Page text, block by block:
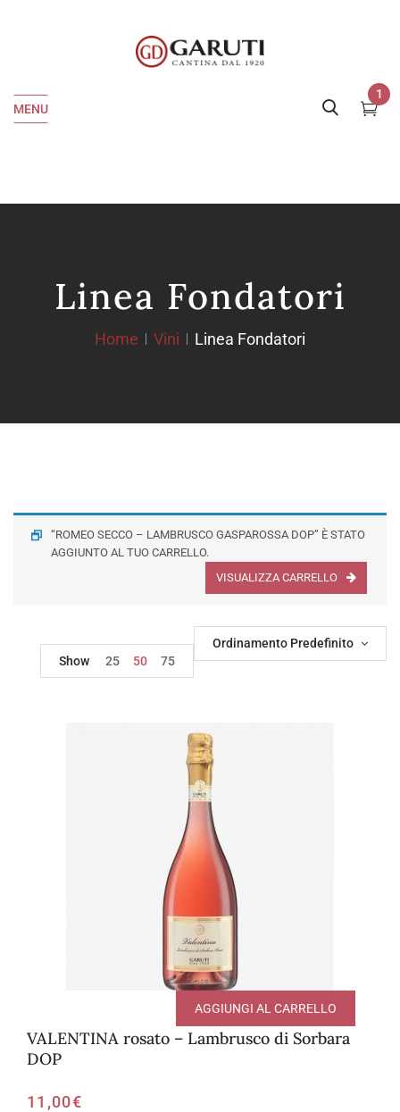
MENU
1
Linea Fondatori
Home Vini Linea Fondatori
“ROMEO SECCO – LAMBRUSCO GASPAROSSA DOP” È STATO
AGGIUNTO AL TUO CARRELLO.
VISUALIZZA CARRELLO
Ordinamento Predefinito
Show
25 50 75
VALENTINA rosato – Lambrusco di Sorbara
DOP
11,00€
AGGIUNGI AL CARRELLO